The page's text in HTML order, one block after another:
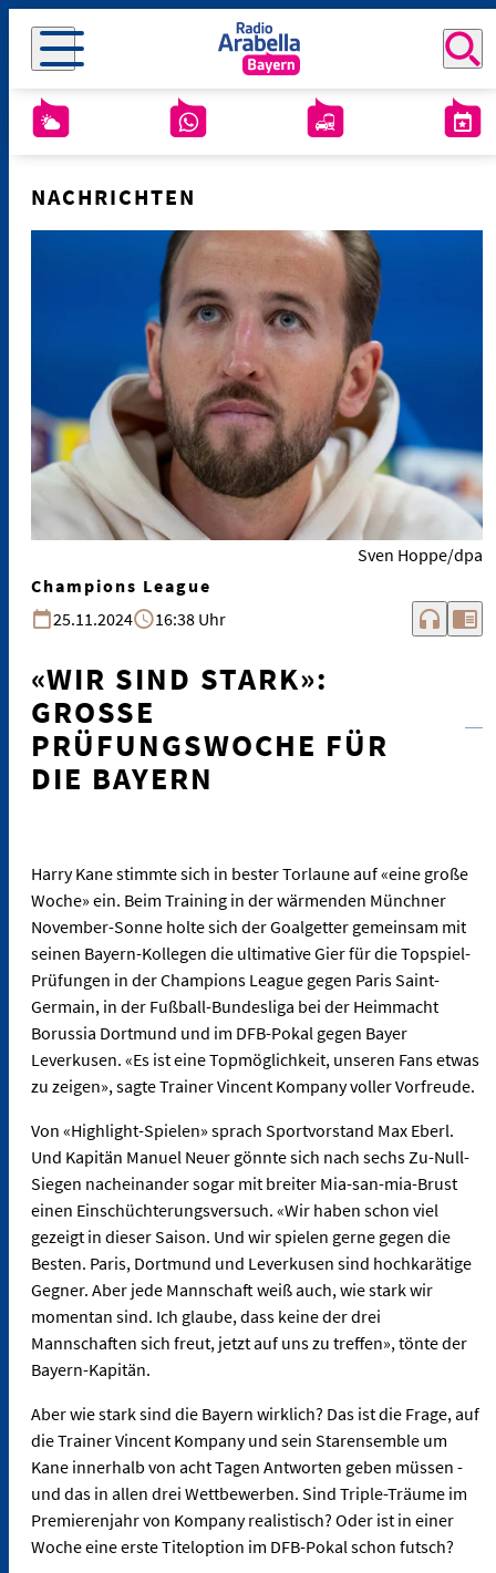
NACHRICHTEN
Sven Hoppe/dpa
Champions League
25.11.2024
16:38 Uhr headphones chrome_reader_mode
«WIR SIND STARK»:
GROSSE P
RÜFUNGSWOCHE FÜR D
IE BAYERN
Harry Kane stimmte sich in bester Torlaune auf «eine große
Woche» ein. Beim Training in der wärmenden Münchner
November-Sonne holte sich der Goalgetter gemeinsam mit
seinen Bayern-Kollegen die ultimative Gier für die Topspiel-
Prüfungen in der Champions League gegen Paris Saint-
Germain, in der Fußball-Bundesliga bei der Heimmacht
Borussia Dortmund und im DFB-Pokal gegen Bayer
Leverkusen. «Es ist eine Topmöglichkeit, unseren Fans etwas
zu zeigen», sagte Trainer Vincent Kompany voller Vorfreude.
Von «Highlight-Spielen» sprach Sportvorstand Max Eberl.
Und Kapitän Manuel Neuer gönnte sich nach sechs Zu-Null-
Siegen nacheinander sogar mit breiter Mia-san-mia-Brust
einen Einschüchterungsversuch. «Wir haben schon viel
gezeigt in dieser Saison. Und wir spielen gerne gegen die
Besten. Paris, Dortmund und Leverkusen sind hochkarätige
Gegner. Aber jede Mannschaft weiß auch, wie stark wir
momentan sind. Ich glaube, dass keine der drei
Mannschaften sich freut, jetzt auf uns zu treffen», tönte der
Bayern-Kapitän.
Aber wie stark sind die Bayern wirklich? Das ist die Frage, auf
die Trainer Vincent Kompany und sein Starensemble um
Kane innerhalb von acht Tagen Antworten geben müssen -
und das in allen drei Wettbewerben. Sind Triple-Träume im
Premierenjahr von Kompany realistisch? Oder ist in einer
Woche eine erste Titeloption im DFB-Pokal schon futsch?